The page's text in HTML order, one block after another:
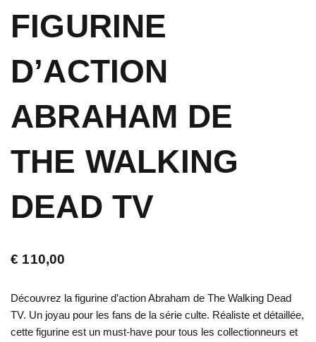
FIGURINE
D’ACTION
ABRAHAM DE
THE WALKING
DEAD TV
€ 110,00
Découvrez la figurine d’action Abraham de The Walking Dead
TV. Un joyau pour les fans de la série culte. Réaliste et détaillée,
cette figurine est un must-have pour tous les collectionneurs et